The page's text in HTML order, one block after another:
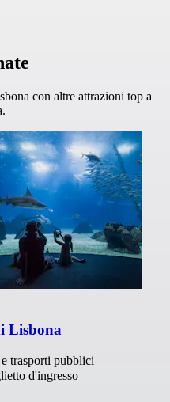
con altre attrazioni top a
Lisbona
trasporti pubblici
d'ingresso